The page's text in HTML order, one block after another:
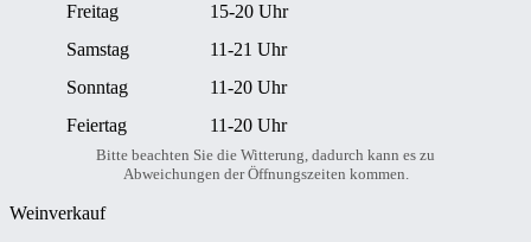
Freitag
15-20 Uhr
Samstag
11-21 Uhr
Sonntag
11-20 Uhr
Feiertag
11-20 Uhr
Bitte beachten Sie die Witterung, dadurch kann es zu
Abweichungen der Öffnungszeiten kommen.
Weinverkauf